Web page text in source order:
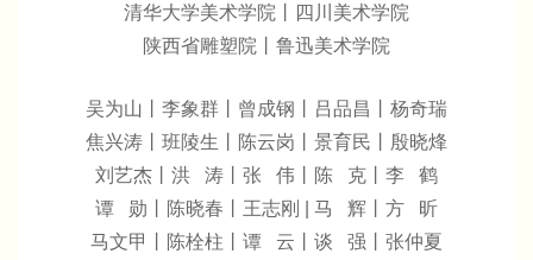
清华大学美术学院丨四川美术学院
陕西省雕塑院丨鲁迅美术学院
吴为山丨李象群丨曾成钢丨吕品昌丨杨奇瑞
焦兴涛丨班陵生丨陈云岗丨景育民丨殷晓烽
刘艺杰丨洪 涛丨张 伟丨陈 克丨李 鹤
谭 勋丨陈晓春丨王志刚 | 马 辉丨方 昕
马文甲丨陈栓柱丨谭 云丨谈 强丨张仲夏